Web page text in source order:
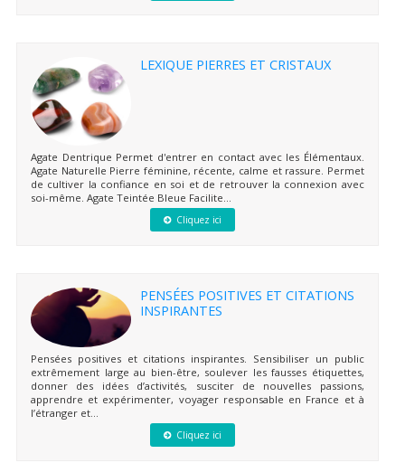
LEXIQUE PIERRES ET CRISTAUX
Agate Dentrique Permet d'entrer en contact avec les Élémentaux.
Agate Naturelle Pierre féminine, récente, calme et rassure. Permet
de cultiver la confiance en soi et de retrouver la connexion avec
soi-même. Agate Teintée Bleue Facilite...
Cliquez ici
PENSÉES POSITIVES ET CITATIONS
INSPIRANTES
Pensées positives et citations inspirantes. Sensibiliser un public
extrêmement large au bien-être, soulever les fausses étiquettes,
donner des idées d’activités, susciter de nouvelles passions,
apprendre et expérimenter, voyager responsable en France et à
l’étranger et...
Cliquez ici